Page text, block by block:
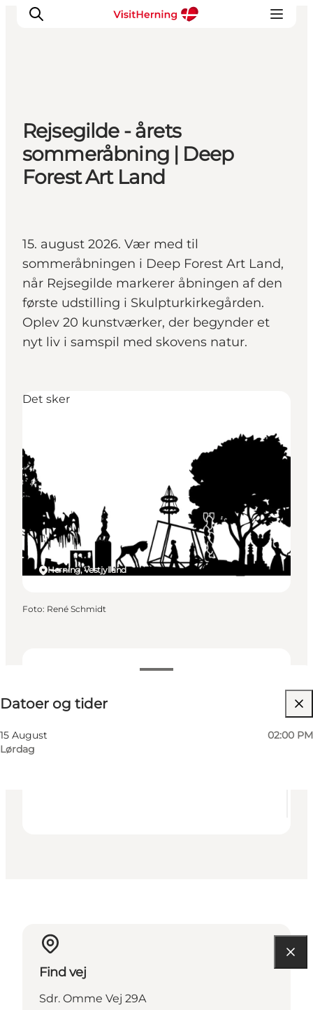
Det sker
Spis, drik og shop
Kunstlandet
Se og oplev
Book overnatning
Rejsegilde - årets
sommeråbning | Deep
Forest Art Land
15. august 2026. Vær med til
sommeråbningen i Deep Forest Art Land,
når Rejsegilde markerer åbningen af den
første udstilling i Skulpturkirkegården.
Oplev 20 kunstværker, der begynder et
nyt liv i samspil med skovens natur.
Datoer og tider
15 August
Lørdag
02:00 PM
Gratis
Herning, Vestjylland
Det sker
Foto: René Schmidt
Find vej
Sdr. Omme Vej 29A